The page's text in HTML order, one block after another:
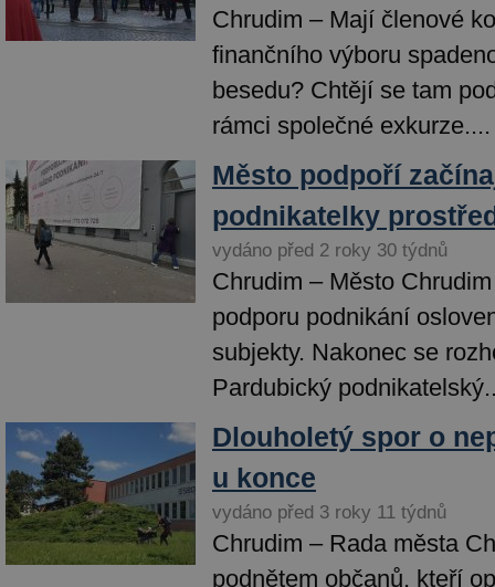
Chrudim – Mají členové
finančního výboru
besedu? Chtějí se tam
rámci společné exkurze....
Město podpoří
podnikatelky
vydáno před 2 roky 30 týdnů
Chrudim – Město
podporu podnikání
subjekty. Nakonec se
Pardubický
Dlouholetý spor o
u konce
vydáno před 3 roky 11 týdnů
Chrudim – Rada města
podnětem občanů, kteří